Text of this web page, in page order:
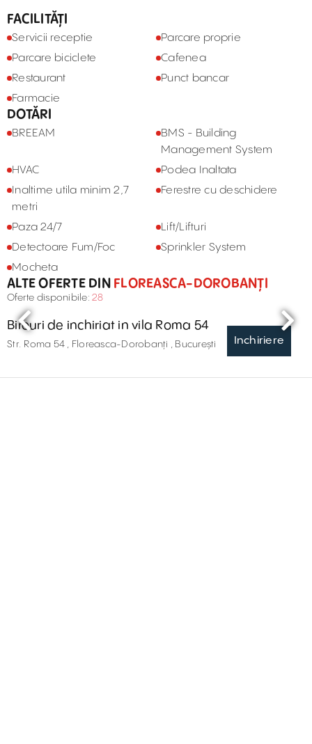
FACILITĂȚI
Servicii receptie
Parcare proprie
Parcare biciclete
Cafenea
Restaurant
Punct bancar
Farmacie
DOTĂRI
BREEAM
BMS - Building
Management System
HVAC
Podea Inaltata
Inaltime utila minim 2,7
metri
Ferestre cu deschidere
Paza 24/7
Lift/Lifturi
Detectoare Fum/Foc
Sprinkler System
Mocheta
ALTE OFERTE DINFLOREASCA-DOROBANȚI
Oferte disponibile: 28
Inchiriere
Birouri de inchiriat in vila Roma 54
Str. Roma 54 , Floreasca-Dorobanți , București